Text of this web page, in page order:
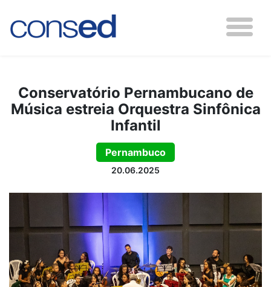
Conservatório Pernambucano de
Música estreia Orquestra Sinfônica
Infantil
Pernambuco
20.06.2025